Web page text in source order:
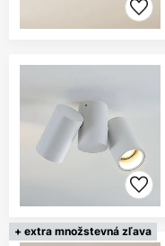
+ extra množstevná zľava